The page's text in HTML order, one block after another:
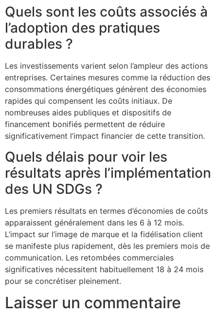
Quels sont les coûts associés à
l’adoption des pratiques
durables ?
Les investissements varient selon l’ampleur des actions
entreprises. Certaines mesures comme la réduction des
consommations énergétiques génèrent des économies
rapides qui compensent les coûts initiaux. De
nombreuses aides publiques et dispositifs de
financement bonifiés permettent de réduire
significativement l’impact financier de cette transition.
Quels délais pour voir les
résultats après l’implémentation
des UN SDGs ?
Les premiers résultats en termes d’économies de coûts
apparaissent généralement dans les 6 à 12 mois.
L’impact sur l’image de marque et la fidélisation client
se manifeste plus rapidement, dès les premiers mois de
communication. Les retombées commerciales
significatives nécessitent habituellement 18 à 24 mois
pour se concrétiser pleinement.
Laisser un commentaire